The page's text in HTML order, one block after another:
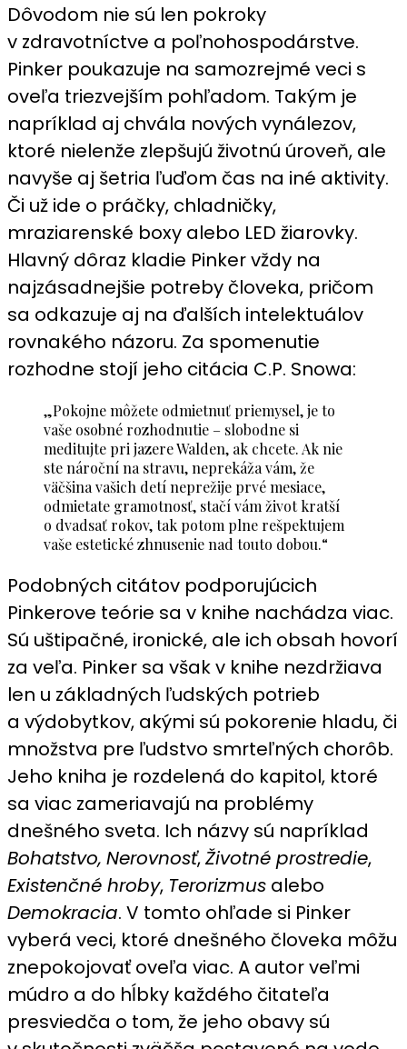
Dôvodom nie sú len pokroky
v zdravotníctve a poľnohospodárstve.
Pinker poukazuje na samozrejmé veci s
oveľa triezvejším pohľadom. Takým je
napríklad aj chvála nových vynálezov,
ktoré nielenže zlepšujú životnú úroveň, ale
navyše aj šetria ľuďom čas na iné aktivity.
Či už ide o práčky, chladničky,
mraziarenské boxy alebo LED žiarovky.
Hlavný dôraz kladie Pinker vždy na
najzásadnejšie potreby človeka, pričom
sa odkazuje aj na ďalších intelektuálov
rovnakého názoru. Za spomenutie
rozhodne stojí jeho citácia C.P. Snowa:
„Pokojne môžete odmietnuť priemysel, je to
vaše osobné rozhodnutie – slobodne si
meditujte pri jazere Walden, ak chcete. Ak nie
ste nároční na stravu, neprekáža vám, že
väčšina vašich detí neprežije prvé mesiace,
odmietate gramotnosť, stačí vám život kratší
o dvadsať rokov, tak potom plne rešpektujem
vaše estetické zhnusenie nad touto dobou.“
Podobných citátov podporujúcich
Pinkerove teórie sa v knihe nachádza viac.
Sú uštipačné, ironické, ale ich obsah hovorí
za veľa. Pinker sa však v knihe nezdržiava
len u základných ľudských potrieb
a výdobytkov, akými sú pokorenie hladu, či
množstva pre ľudstvo smrteľných chorôb.
Jeho kniha je rozdelená do kapitol, ktoré
sa viac zameriavajú na problémy
dnešného sveta. Ich názvy sú napríklad
Bohatstvo, Nerovnosť,Životné prostredie,
Existenčné hroby, Terorizmus alebo
Demokracia. V tomto ohľade si Pinker
vyberá veci, ktoré dnešného človeka môžu
znepokojovať oveľa viac. A autor veľmi
múdro a do hĺbky každého čitateľa
presviedča o tom, že jeho obavy sú